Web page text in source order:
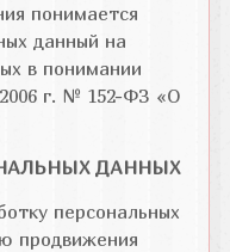
понимается
данный на
в понимании
г. № 152-ФЗ «О
ДАННЫХ
персональных
продвижения